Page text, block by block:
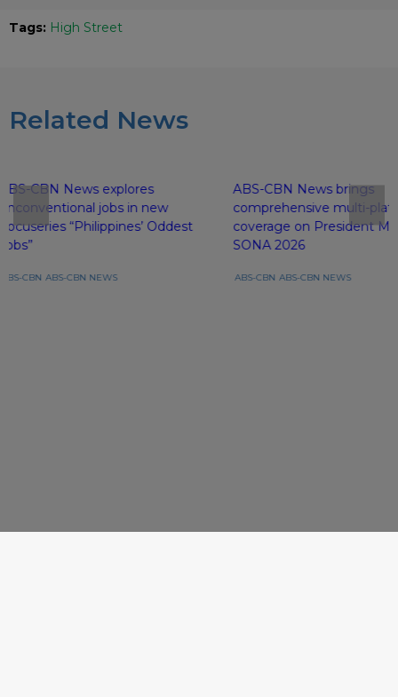
Tags: High Street
Related News
ABS-CBN News explores
unconventional jobs in new
docuseries “Philippines’ Oddest
Jobs”
ABS-CBN ABS-CBN NEWS
ABS-CBN News brings
comprehensive multi-
coverage on President
SONA 2026
ABS-CBN ABS-CBN NEWS